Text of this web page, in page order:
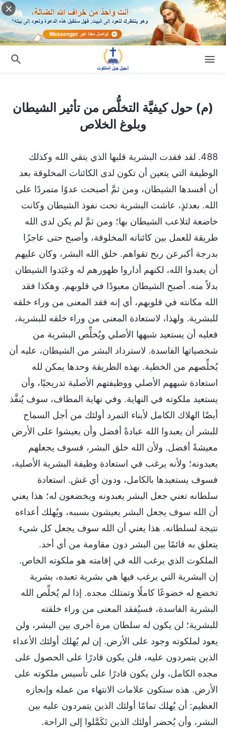
(م) حول كيفيَّة التخلُّص من تأثير الشيطان وبلوغ الخلاص
(م) حول كيفيَّة التخلُّص من تأثير الشيطان
وبلوغ الخلاص
488. لقد فقدت البشرية قلبها الذي يتقي الله وكذلك
الوظيفة التي يتعين أن تكون لدى الكائنات المخلوقة بعد
أن أفسدها الشيطان، ومن ثمَّ أصبحت عدوًا متمردًا على
الله. بعدئذٍ، عاشت البشرية تحت نفوذ الشيطان وكانت
خاضعة لتلاعب الشيطان بها؛ ومن ثمَّ لم يكن لدى الله
طريقة للعمل بين كائناته المخلوقة، وأصبح حتى عاجزًا
بدرجة أكبرعن ربح تقواهم. خلق الله البشر، وكان عليهم
أن يعبدوا الله، لكنهم أداروا ظهورهم له وعَبَدوا الشيطان
بدلاً منه. أصبح الشيطان معبودًا في قلوبهم. وهكذا فقد
الله مكانته في قلوبهم، أي إنه فقد المعنى من وراء خلقه
للبشرية. ولهذا، لاستعادة المعنى من وراء خلقه للبشرية،
فعليه أن يستعيد شبهها الأصلي ويُخلِّص البشرية من
شخصياتها الفاسدة. لاسترداد البشر من الشيطان، عليه أن
يُخلِّصهم من الخطية. بهذه الطريقة وحدها يمكن لله
استعادة شبههم الأصلي ووظيفتهم الأصلية تدريجيًا، وأن
يستعيد ملكوته في النهاية. وفي نهاية المطاف، سوف يُنفَّذ
أيضًا الهلاك الكامل لأبناء التمرد أولئك من أجل السماح
للبشر أن يعبدوا الله عبادةً أفضل وأن يعيشوا على الأرض
معيشةً أفضل. ولأن الله خلق البشر، فسوف يجعلهم
يعبدونه؛ ولأنه يرغب في استعادة وظيفة البشرية الأصلية،
فسوف يستعيدها بالكامل، ودون أي غش. استعادة
سلطانه تعني جعل البشر يعبدونه ويخضعون له؛ هذا يعني
أن الله سوف يجعل البشر يعيشون بسببه، ويُهلك أعداءه
نتيجة لسلطانه. هذا يعني أن الله سوف يجعل كل شيء
يتعلق به قائمًا بين البشر دون مقاومة من أي أحد.
الملكوت الذي يرغب الله في إقامته هو ملكوته الخاص.
إن البشرية التي يرغب فيها هي بشرية تعبده، بشرية
تخضع له خضوعًا كاملًا وتمتلك مجده. إذا لم يُخلِّص الله
البشرية الفاسدة، فسيُفقد المعنى من وراء خلقته
للبشرية؛ لن يكون له سلطان مرة أخرى بين البشر، ولن
يعود لملكوته وجود على الأرض. إن لم يُهلك أولئك الأعداء
الذين يتمردون عليه، فلن يكون قادرًا على الحصول على
مجده الكامل، ولن يكون قادرًا على تأسيس ملكوته على
الأرض. هذه ستكون علامات الانتهاء من عمله وإنجازه
العظيم: أن يُهلك تمامًا أولئك الذين يتمردون عليه بين
البشر، وأن يُحضر أولئك الذين تَكَمَّلوا إلى الراحة.